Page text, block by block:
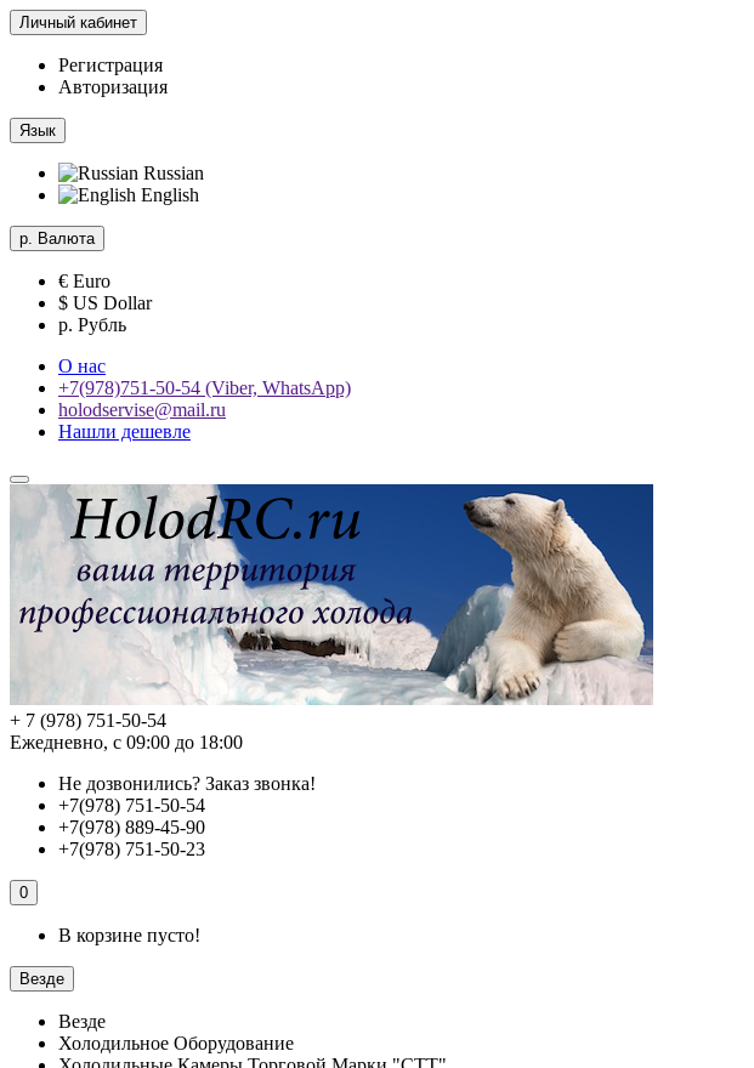
Личный кабинет
Регистрация
Авторизация
Язык
Russian
English
р. Валюта
€ Euro
$ US Dollar
р. Рубль
О нас
+7(978)751-50-54 (Viber, WhatsApp)
holodservise@mail.ru
Нашли дешевле
+ 7 (978) 751-50-54
Ежедневно, с 09:00 до 18:00
Не дозвонились? Заказ звонка!
+7(978) 751-50-54
+7(978) 889-45-90
+7(978) 751-50-23
0
В корзине пусто!
Везде
Везде
Холодильное Оборудование